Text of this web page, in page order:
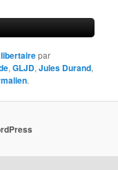
par
,GLJD,Jules Durand,
.